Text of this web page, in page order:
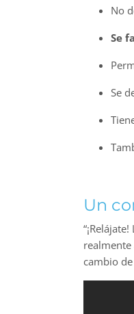
No
Se
Se
Un
cambio